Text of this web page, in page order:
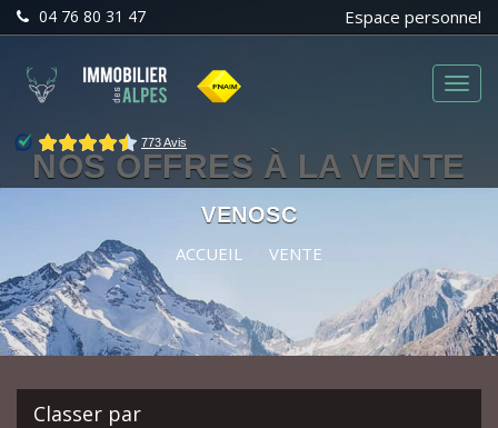
04 76 80 31 47 Espace personnel
Menu
NOS OFFRES À LA VENTE
VENOSC
ACCUEIL VENTE
Classer par